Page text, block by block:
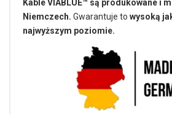
Kable VIABLUE™ są produkowane i
Niemczech. Gwarantuje to wysoką
najwyższym poziomie.